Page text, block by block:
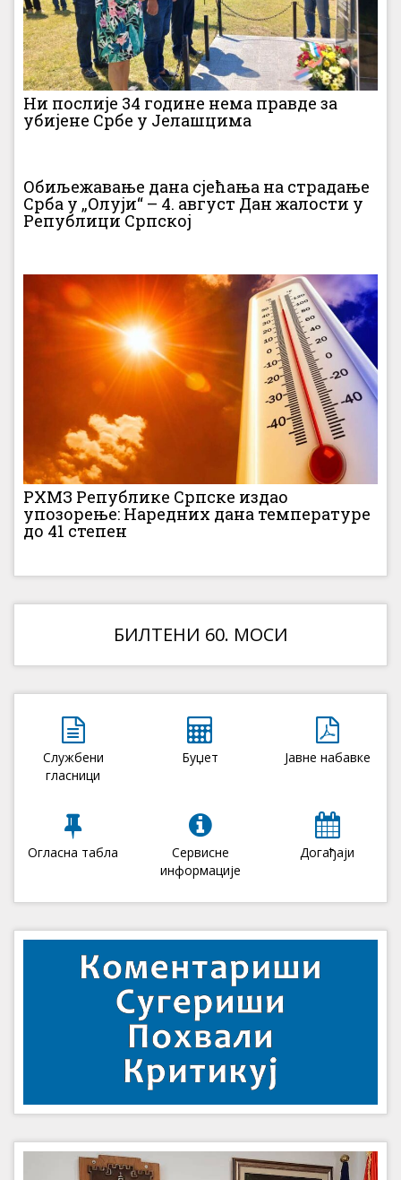
Ни послије 34 године нема правде за
убијене Србе у Јелашцима
Обиљежавање дана сјећања на страдање
Срба у „Олуји“ – 4. август Дан жалости у
Републици Српској
РХМЗ Републике Српске издао
упозорење: Наредних дана температуре
до 41 степен
БИЛТЕНИ 60. МОСИ
Службени
гласници
Буџет Јавне набавке
Огласна табла
Сервисне
информације
Догађаји